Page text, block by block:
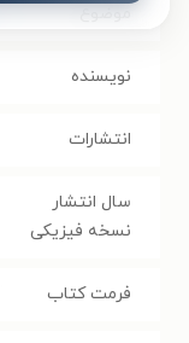
موضوع
نویسنده
انتشارات
سال انتشار
نسخه فیزیکی
فرمت کتاب